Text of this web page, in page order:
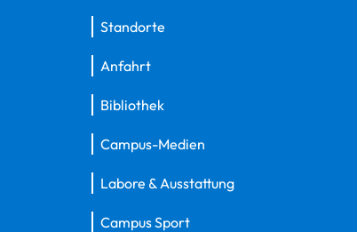
Standorte
Anfahrt
Bibliothek
Campus-Medien
Labore & Ausstattung
Campus Sport